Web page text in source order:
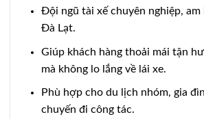
Đội ngũ tài xế chuyên nghiệp, am
Đà Lạt.
Giúp khách hàng thoải mái tận
mà không lo lắng về lái xe.
Phù hợp cho du lịch nhóm, gia
chuyến đi công tác.